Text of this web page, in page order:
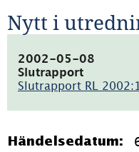
Nytt i
2002-05-08
Slutrapport
Slutrapport RL
162.7kB)
Händelsedatum: